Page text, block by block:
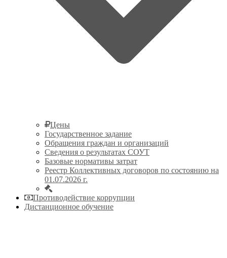
Цены
Государственное задание
Обращения граждан и организаций
Сведения о результатах СОУТ
Базовые нормативы затрат
Реестр Коллективных договоров по состоянию на
01.07.2026 г.
Противодействие коррупции
Дистанционное обучение